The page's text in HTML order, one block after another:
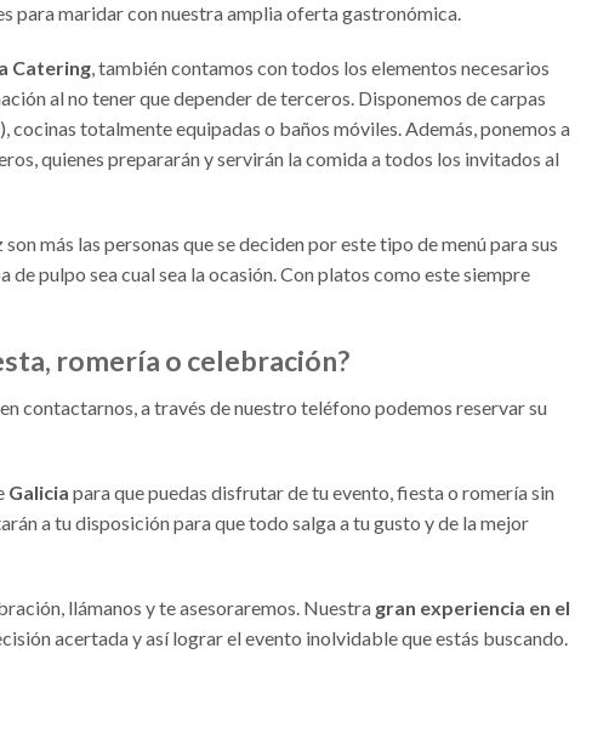
para maridar con nuestra amplia oferta gastronómica.
Catering, también contamos con todos los elementos necesarios
al no tener que depender de terceros. Disponemos de carpas
totalmente equipadas o baños móviles. Además, ponemos a
quienes prepararán y servirán la comida a todos los invitados al
más las personas que se deciden por este tipo de menú para sus
de pulpo sea cual sea la ocasión. Con platos como este siempre
romería o celebración?
contactarnos, a través de nuestro teléfono podemos reservar su
Galicia para que puedas disfrutar de tu evento, fiesta o romería sin
a tu disposición para que todo salga a tu gusto y de la mejor
llámanos y te asesoraremos. Nuestra gran experiencia en el
acertada y así lograr el evento inolvidable que estás buscando.